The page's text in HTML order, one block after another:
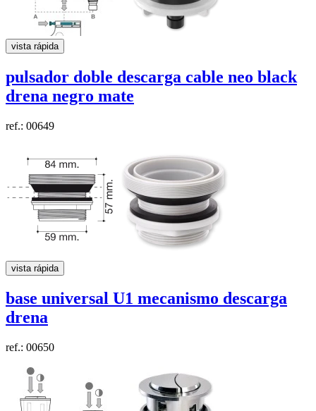
vista rápida
pulsador doble descarga cable neo black
drena negro mate
ref.: 00649
vista rápida
base universal U1 mecanismo descarga
drena
ref.: 00650